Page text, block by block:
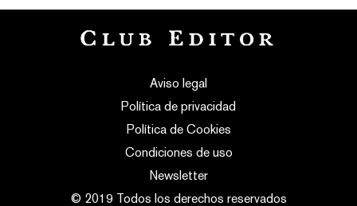
Aviso legal
Política de privacidad
Política de Cookies
Condiciones de uso
Newsletter
© 2019 Todos los derechos reservados